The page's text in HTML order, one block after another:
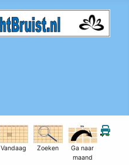
Vandaag Zoeken
Ga naar
maand